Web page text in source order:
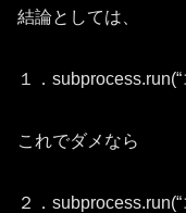
結論としては、
１．
これでダメなら
２．